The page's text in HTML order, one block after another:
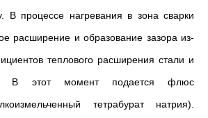
В процессе нагревания в зона сварки
расширение и образование зазора из-
теплового расширения стали и
В этот момент подается флюс
тетрабурат натрия).